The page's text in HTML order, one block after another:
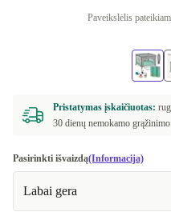
Paveikslėlis
Pristatymas įskaičiuotas:
30 dienų nemokamo
Pasirinkti išvaizdą(Informacija)
Labai gera